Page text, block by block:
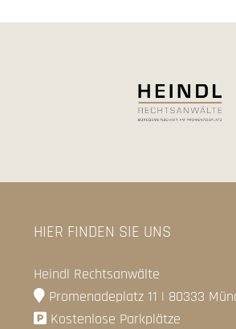
HIER FINDEN SIE UNS
Heindl Rechtsanwälte
Promenadeplatz 11 | 80333
Kostenlose Parkplätze